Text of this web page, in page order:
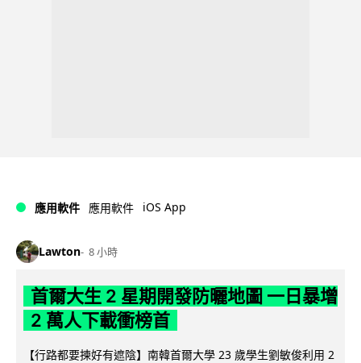
應用軟件 應用軟件 iOS App
Lawton 8 小時
首爾大生 2 星期開發防曬地圖 一日暴增
2 萬人下載衝榜首
【行路都要揀好有遮陰】南韓首爾大學 23 歲學生劉敏俊利用 2